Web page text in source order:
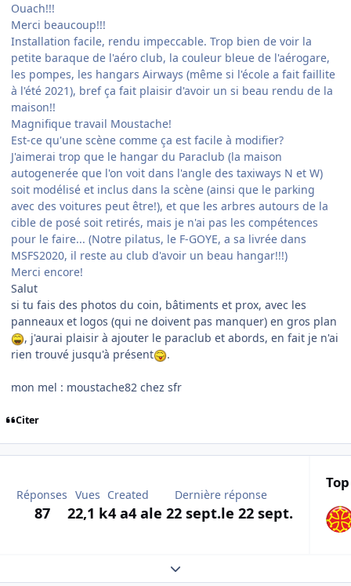
Ouach!!!
Merci beaucoup!!!
Installation facile, rendu impeccable. Trop bien de voir la
petite baraque de l'aéro club, la couleur bleue de l'aérogare,
les pompes, les hangars Airways (même si l'école a fait faillite
à l'été 2021), bref ça fait plaisir d'avoir un si beau rendu de la
maison!!
Magnifique travail Moustache!
Est-ce qu'une scène comme ça est facile à modifier?
J'aimerai trop que le hangar du Paraclub (la maison
autogenerée que l'on voit dans l'angle des taxiways N et W)
soit modélisé et inclus dans la scène (ainsi que le parking
avec des voitures peut être!), et que les arbres autours de la
cible de posé soit retirés, mais je n'ai pas les compétences
pour le faire... (Notre pilatus, le F-GOYE, a sa livrée dans
MSFS2020, il reste au club d'avoir un beau hangar!!!)
Merci encore!
Salut
si tu fais des photos du coin, bâtiments et prox, avec les
panneaux et logos (qui ne doivent pas manquer) en gros plan
, j'aurai plaisir à ajouter le paraclub et abords, en fait je n'ai
rien trouvé jusqu'à présent
.
mon mel : moustache82 chez sfr
Citer
Réponses
87
Vues
22,1 k
Created
4 a4 a
Dernière réponse
le 22 sept.le 22 sept.
Expand topic overview